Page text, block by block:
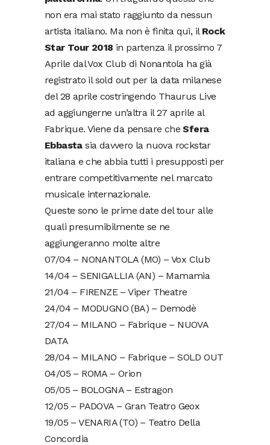
non era mai stato raggiunto da nessun
artista italiano. Ma non è finita qui, il Rock
Star Tour 2018 in partenza il prossimo 7
Aprile dal Vox Club di Nonantola ha già
registrato il sold out per la data milanese
del 28 aprile costringendo Thaurus Live
ad aggiungerne un’altra il 27 aprile al
Fabrique. Viene da pensare cheSfera
Ebbastasia davvero la nuova rockstar
italiana e che abbia tutti i presupposti per
entrare competitivamente nel marcato
musicale internazionale.
Queste sono le prime date del tour alle
quali presumibilmente se ne
aggiungeranno molte altre
07/04 – NONANTOLA (MO) – Vox Club
14/04 – SENIGALLIA (AN) – Mamamia
21/04 – FIRENZE – Viper Theatre
24/04 – MODUGNO (BA) – Demodè
27/04 – MILANO – Fabrique – NUOVA
DATA
28/04 – MILANO – Fabrique – SOLD OUT
04/05 – ROMA – Orion
05/05 – BOLOGNA – Estragon
12/05 – PADOVA – Gran Teatro Geox
19/05 – VENARIA (TO) – Teatro Della
Concordia